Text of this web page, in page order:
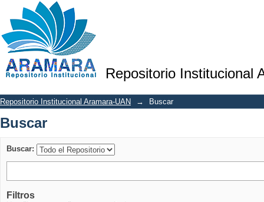
Repositorio Institucional
Buscar
Repositorio Institucional Aramara-UAN → Buscar
Buscar
Buscar:
Filtros